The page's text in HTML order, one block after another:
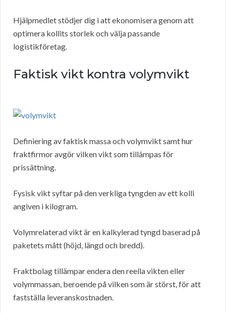
Hjälpmedlet stödjer dig i att ekonomisera genom att
optimera kollits storlek och välja passande
logistikföretag.
Faktisk vikt kontra volymvikt
Definiering av faktisk massa och volymvikt samt hur
fraktfirmor avgör vilken vikt som tillämpas för
prissättning.
Fysisk vikt syftar på den verkliga tyngden av ett kolli
angiven i kilogram.
Volymrelaterad vikt är en kalkylerad tyngd baserad på
paketets mått (höjd, längd och bredd).
Fraktbolag tillämpar endera den reella vikten eller
volymmassan, beroende på vilken som är störst, för att
fastställa leveranskostnaden.